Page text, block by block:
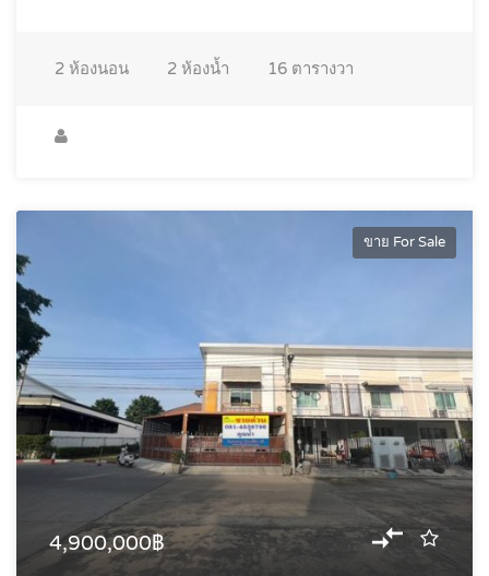
2 ห้องนอน 2 ห้องน้ำ 16 ตารางวา
ขาย For Sale
4,900,000฿